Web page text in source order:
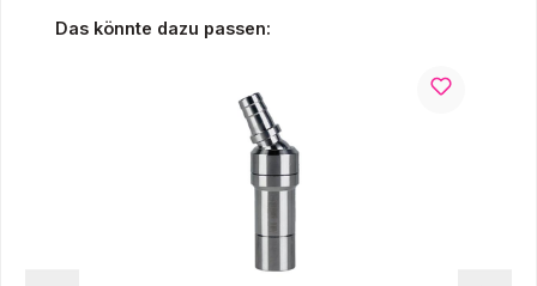
Produktgalerie überspringen
Das könnte dazu passen: